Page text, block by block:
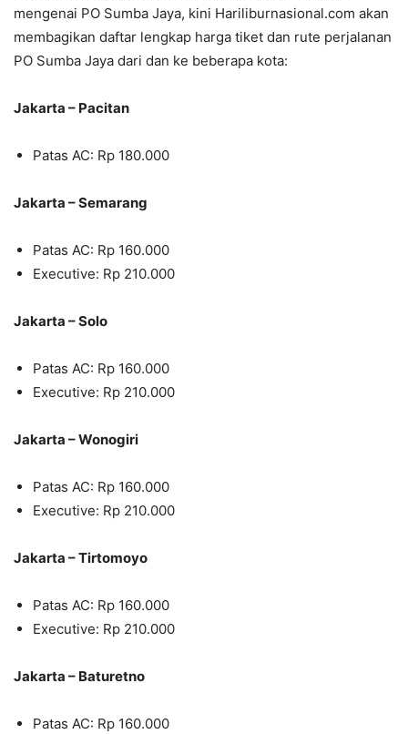
mengenai PO Sumba Jaya, kini Hariliburnasional.com akan
membagikan daftar lengkap harga tiket dan rute perjalanan
PO Sumba Jaya dari dan ke beberapa kota:
Jakarta – Pacitan
Patas AC: Rp 180.000
Jakarta – Semarang
Patas AC: Rp 160.000
Executive: Rp 210.000
Jakarta – Solo
Patas AC: Rp 160.000
Executive: Rp 210.000
Jakarta – Wonogiri
Patas AC: Rp 160.000
Executive: Rp 210.000
Jakarta – Tirtomoyo
Patas AC: Rp 160.000
Executive: Rp 210.000
Jakarta – Baturetno
Patas AC: Rp 160.000